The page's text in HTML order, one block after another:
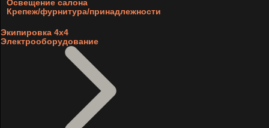
Освещение салона
Крепеж/фурнитура/принадлежности
Экипировка 4х4
Электрооборудование